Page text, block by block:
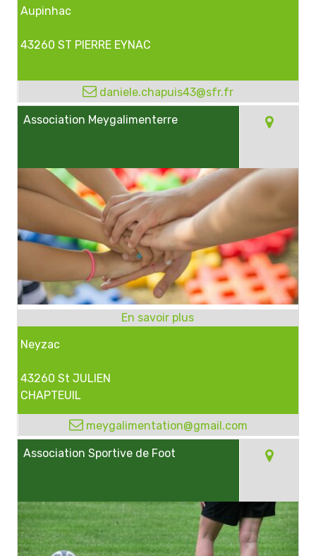
Aupinhac
43260 ST PIERRE EYNAC
daniele.chapuis43@sfr.fr
Association Meygalimenterre
Neyzac
43260 St JULIEN
CHAPTEUIL
meygalimentation@gmail.com
Association Sportive de Foot